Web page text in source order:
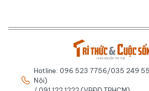
Hotline: 096 523 7756/035 249
Nội)